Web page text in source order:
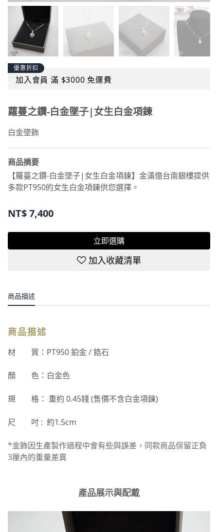
優惠折扣
加入會員 滿 $3000 免運費
蘿蔓之鑽-白金墜子|女生白金項鍊
白金墜飾
商品摘要
【蘿蔓之鑽-白金墜子|女生白金項鍊】金滿億台南銀樓提供
多款PT950的女生白金項鍊供您選擇。
NT$7,400
立即選購
加入收藏清單
商品描述
商品描述
材 質：PT950 鉑金 / 鋯石
顏 色：白金色
規 格： 重約 0.45錢 (售價不含白金項鍊)
尺 吋 : 約1.5cm
*金飾因生產製作過程中會有些與誤差，同款商品保留正負
3厘內的重量差異
產品展示與配戴